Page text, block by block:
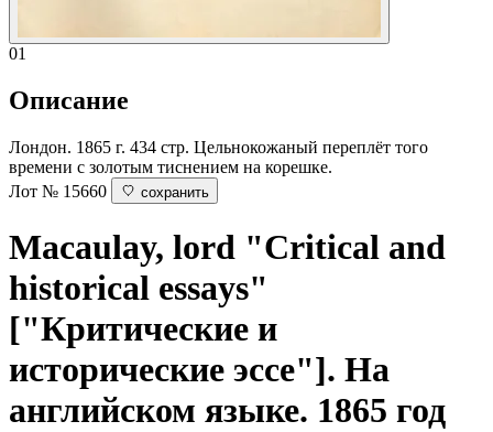
01
Описание
Лондон. 1865 г. 434 стр. Цельнокожаный переплёт того
времени с золотым тиснением на корешке.
Лот № 15660
сохранить
Macaulay, lord "Critical and
historical essays"
["Критические и
исторические эссе"]. На
английском языке. 1865 год